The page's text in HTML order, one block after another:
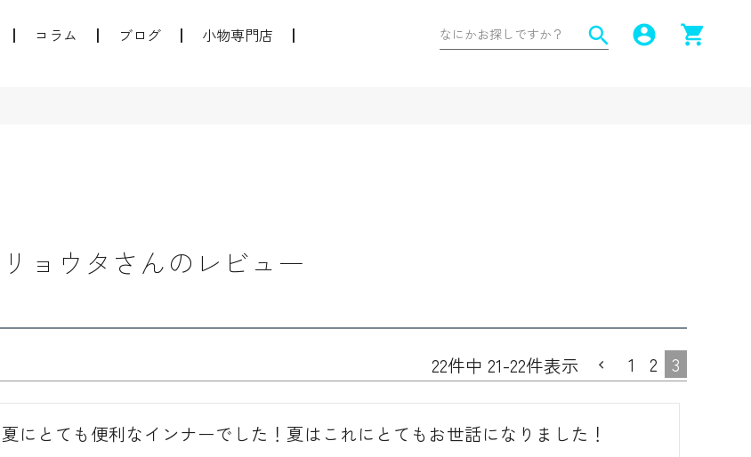
コラム ブログ 小物専門店 search account_circle shopping_cart
リョウタさんのレビュー
22件中 21-22件表示 1 2 3
夏にとても便利なインナーでした！夏はこれにとてもお世話になりました！